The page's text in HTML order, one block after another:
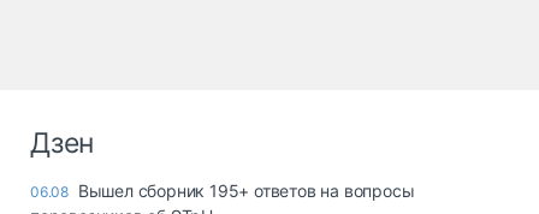
Дзен
06.08 Вышел сборник 195+ ответов на вопросы